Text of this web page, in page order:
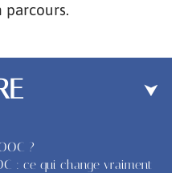
parcours.
?
: ce qui change vraiment